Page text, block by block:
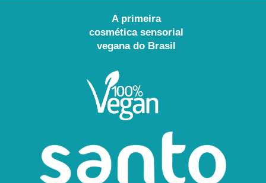
A primeira
cosmética sensorial
vegana do Brasil